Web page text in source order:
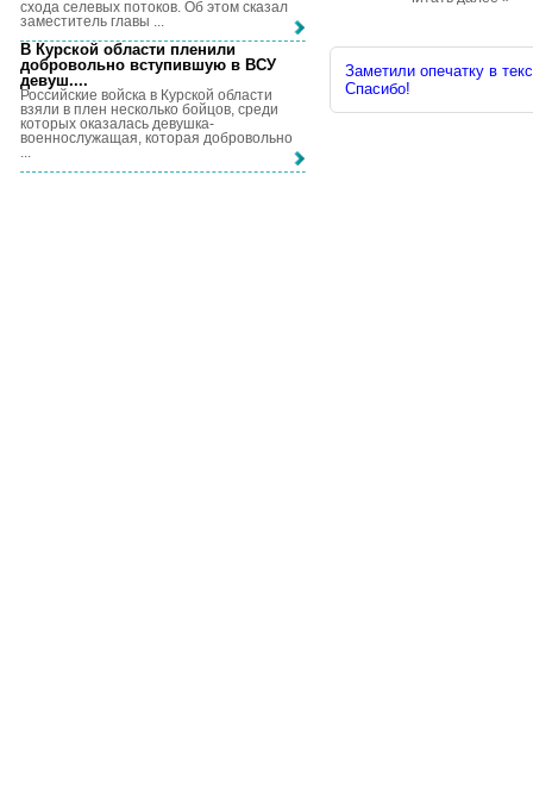
Заметили опечатку в
Спасибо!
схода селевых потоков. Об этом сказал
заместитель главы ...
В Курской области пленили
добровольно вступившую в ВСУ
девуш....
Российские войска в Курской области
взяли в плен несколько бойцов, среди
которых оказалась девушка-
военнослужащая, которая добровольно
...